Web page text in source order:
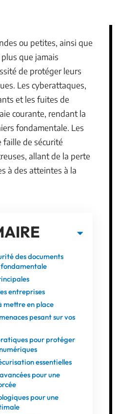
ou petites, ainsi que
que jamais
de protéger leurs
Les cyberattaques,
et les fuites de
courante, rendant la
fondamentale. Les
faille de sécurité
allant de la perte
à des atteintes à la
des documents
entreprises
mettre en place
pesant sur vos
pour protéger
essentielles
pour une
pour une